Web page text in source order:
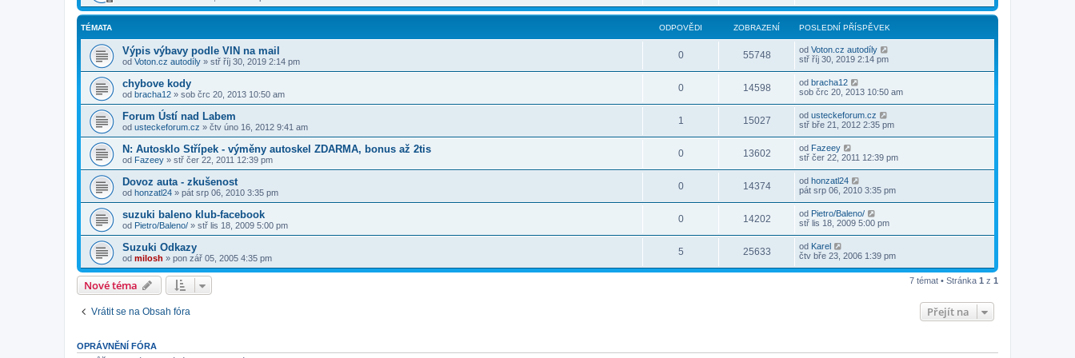
TÉMATA ODPOVĚDI ZOBRAZENÍ POSLEDNÍ PŘÍSPĚVEK
Výpis výbavy podle VIN na mail
od Voton.cz autodíly » stř říj 30, 2019 2:14 pm
0 55748 od Voton.cz autodíly
stř říj 30, 2019 2:14 pm
chybove kody
od bracha12 » sob črc 20, 2013 10:50 am
0 14598 od bracha12
sob črc 20, 2013 10:50 am
Forum Ústí nad Labem
od usteckeforum.cz » čtv úno 16, 2012 9:41 am
1 15027 od usteckeforum.cz
stř bře 21, 2012 2:35 pm
N: Autosklo Střípek - výměny autoskel ZDARMA, bonus až 2tis
od Fazeey » stř čer 22, 2011 12:39 pm
0 13602 od Fazeey
stř čer 22, 2011 12:39 pm
Dovoz auta - zkušenost
od honzatl24 » pát srp 06, 2010 3:35 pm
0 14374 od honzatl24
pát srp 06, 2010 3:35 pm
suzuki baleno klub-facebook
od Pietro/Baleno/ » stř lis 18, 2009 5:00 pm
0 14202 od Pietro/Baleno/
stř lis 18, 2009 5:00 pm
Suzuki Odkazy
od milosh » pon zář 05, 2005 4:35 pm
5 25633 od Karel
čtv bře 23, 2006 1:39 pm
Nové téma 7 témat • Stránka 1 z 1
Vrátit se na Obsah fóra Přejít na
OPRÁVNĚNÍ FÓRA